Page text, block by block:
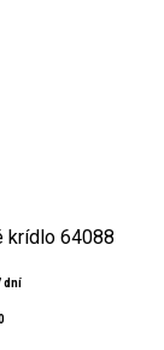
krídlo 64088
dní